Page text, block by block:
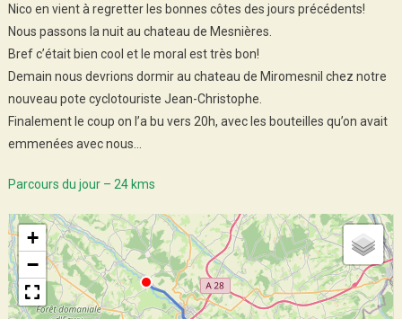
Nico en vient à regretter les bonnes côtes des jours précédents!
Nous passons la nuit au chateau de Mesnières.
Bref c’était bien cool et le moral est très bon!
Demain nous devrions dormir au chateau de Miromesnil chez notre
nouveau pote cyclotouriste Jean-Christophe.
Finalement le coup on l’a bu vers 20h, avec les bouteilles qu’on avait
emmenées avec nous…
Parcours du jour – 24 kms
+
−